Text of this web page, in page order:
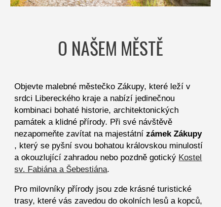
O NAŠEM MĚSTĚ
Objevte malebné městečko Zákupy, které leží v
srdci Libereckého kraje a nabízí jedinečnou
kombinaci bohaté historie, architektonických
památek a klidné přírody. Při své návštěvě
nezapomeňte zavítat na majestátnízámek Zákupy
, který se pyšní svou bohatou královskou minulostí
a okouzlující zahradou nebo pozdně gotický Kostel
sv. Fabiána a Šebestiána.
Pro milovníky přírody jsou zde krásné turistické
trasy, které vás zavedou do okolních lesů a kopců,